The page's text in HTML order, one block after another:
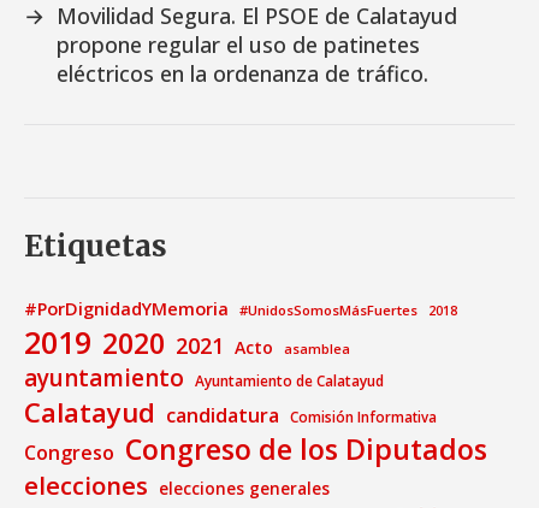
→ Movilidad Segura. El PSOE de Calatayud
propone regular el uso de patinetes
eléctricos en la ordenanza de tráfico.
Etiquetas
#PorDignidadYMemoria #UnidosSomosMásFuertes 2018
2019 2020 2021 Acto asamblea
ayuntamiento Ayuntamiento de Calatayud
Calatayud candidatura Comisión Informativa
Congreso Congreso de los Diputados
elecciones elecciones generales